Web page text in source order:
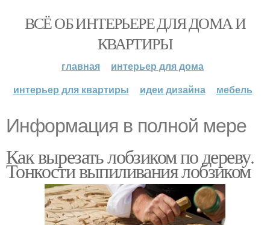
ВСЁ ОБ ИНТЕРЬЕРЕ ДЛЯ ДОМА И
КВАРТИРЫ
главная
интерьер для дома
интерьер для квартиры
идеи дизайна мебель
Информация в полной мере
Как вырезать лобзиком по дереву.
Тонкости выпиливания лобзиком